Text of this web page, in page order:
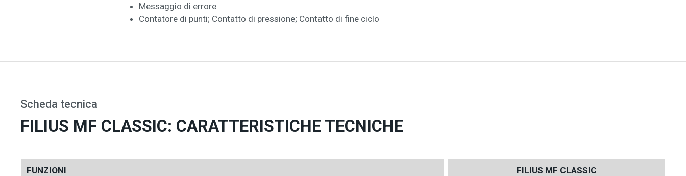
Messaggio di errore
Contatore di punti; Contatto di pressione; Contatto di fine ciclo
Scheda tecnica
FILIUS MF CLASSIC: CARATTERISTICHE TECNICHE
FUNZIONI FILIUS MF CLASSIC